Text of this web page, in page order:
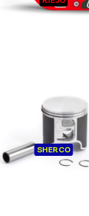
Los
SHERCO
PISTÓN SHERCO